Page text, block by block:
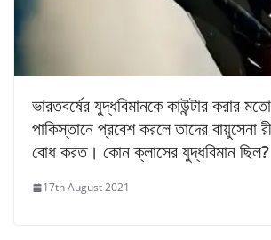
ভারতবর্ষের যুদ্ধবিমানকে কাউন্টার করার
পাকিস্তানে প্রবেশ করলে তাদের বায়ুসেনা
বোধ করত। কোন ক্লাসের যুদ্ধবিমান ছিল?
17th August 2021